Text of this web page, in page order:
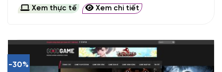
Xem thực tế Xem chi tiết
-30%